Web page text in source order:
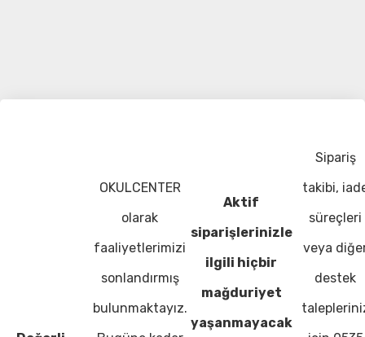
OKULCENTER
olarak
faaliyetlerimizi
sonlandırmış
bulunmaktayız.
Aktif
siparişlerinizle
ilgili hiçbir
mağduriyet
yaşanmayacak
Sipariş
takibi,
süreçleri
veya
destek